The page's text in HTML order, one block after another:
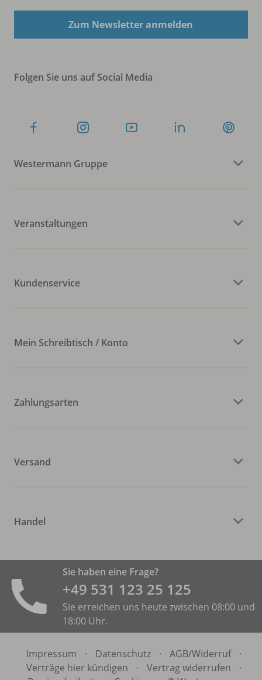
Zum Newsletter anmelden
Folgen Sie uns auf Social Media
Westermann Gruppe
Veranstaltungen
Kundenservice
Mein Schreibtisch / Konto
Zahlungsarten
Versand
Handel
Sie haben eine Frage?
+49 531 ­123 25 125
Sie erreichen uns heute zwischen 08:00 und
18:00 Uhr.
Impressum · Datenschutz · AGB/Widerruf
·
Verträge hier kündigen
· Vertrag widerrufen
·